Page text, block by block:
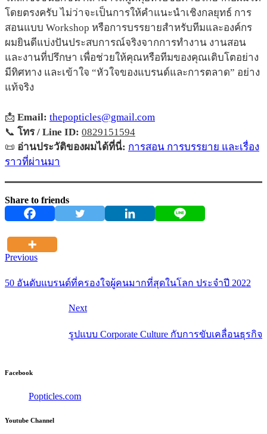
โดยตรงครับ ไม่ว่าจะเป็นการให้คำแนะนำเชิงกลยุทธ์ การ
สอนแบบ Workshop หรือการบรรยายสำหรับทีมและองค์กร
ผมยินดีแบ่งปันประสบการณ์จริงจากการทำงาน งานสอน
และงานที่ปรึกษา เพื่อช่วยให้คุณหรือทีมของคุณเติบโตอย่าง
มีทิศทาง และเข้าใจ “หัวใจของแบรนด์และการตลาด” อย่าง
แท้จริง
📩 Email: thepopticles@gmail.com
📞 โทร / Line ID: 0829151594
📜 อ่านประวัติของผมได้ที่นี่: การสอน การบรรยาย และเรื่อง
ราวที่ผ่านมา
Share to friends
Previous
50 อันดับแบรนด์ที่ครองใจผู้คนมากที่สุดในโลก ประจำปี 2022
Next
รูปแบบ Corporate Culture กับการขับเคลื่อนธุรกิจ
Facebook
Popticles.com
Youtube Channel